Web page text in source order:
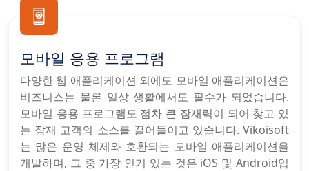
모바일 응용 프로그램
다양한 웹 애플리케이션 외에도 모바일 애플리케이션은
비즈니스는 물론 일상 생활에서도 필수가 되었습니다.
모바일 응용 프로그램도 점차 큰 잠재력이 되어 찾고 있
는 잠재 고객의 소스를 끌어들이고 있습니다. Vikoisoft
는 많은 운영 체제와 호환되는 모바일 애플리케이션을
개발하며, 그 중 가장 인기 있는 것은 iOS 및 Android입